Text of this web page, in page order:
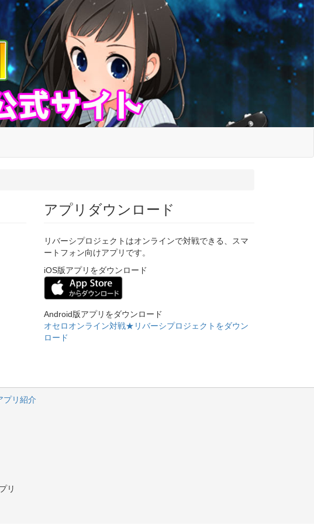
アプリダウンロード
リバーシプロジェクトはオンラインで対戦できる、スマ
ートフォン向けアプリです。
iOS版アプリをダウンロード
Android版アプリをダウンロード
オセロオンライン対戦★リバーシプロジェクトをダウン
ロード
プリ紹介
リ